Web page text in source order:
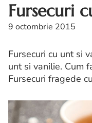
Fursecuri
9 octombrie 2015
Fursecuri cu unt si
unt si vanilie. Cum
Fursecuri fragede